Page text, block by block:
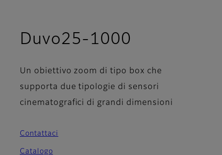
Duvo25-1000
Un obiettivo zoom di tipo box che
supporta due tipologie di sensori
cinematografici di grandi dimensioni
Contattaci
Catalogo